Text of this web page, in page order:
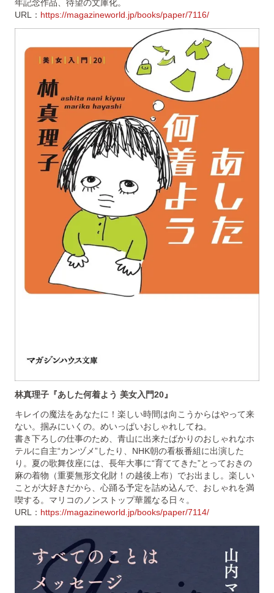
年記念作品、待望の文庫化。
URL： https://magazineworld.jp/books/paper/7116/
林真理子『あした何着よう 美女入門20』
キレイの魔法をあなたに！楽しい時間は向こうからはやって来
ない。掴みにいくの。めいっぱいおしゃれしてね。
書き下ろしの仕事のため、青山に出来たばかりのおしゃれなホ
テルに自主“カンヅメ”したり、NHK朝の看板番組に出演した
り。夏の歌舞伎座には、長年大事に“育ててきた”とっておきの
麻の着物（重要無形文化財！の越後上布）でお出まし。楽しい
ことが大好きだから、心踊る予定を詰め込んで、おしゃれを満
喫する。マリコのノンストップ華麗なる日々。
URL： https://magazineworld.jp/books/paper/7114/